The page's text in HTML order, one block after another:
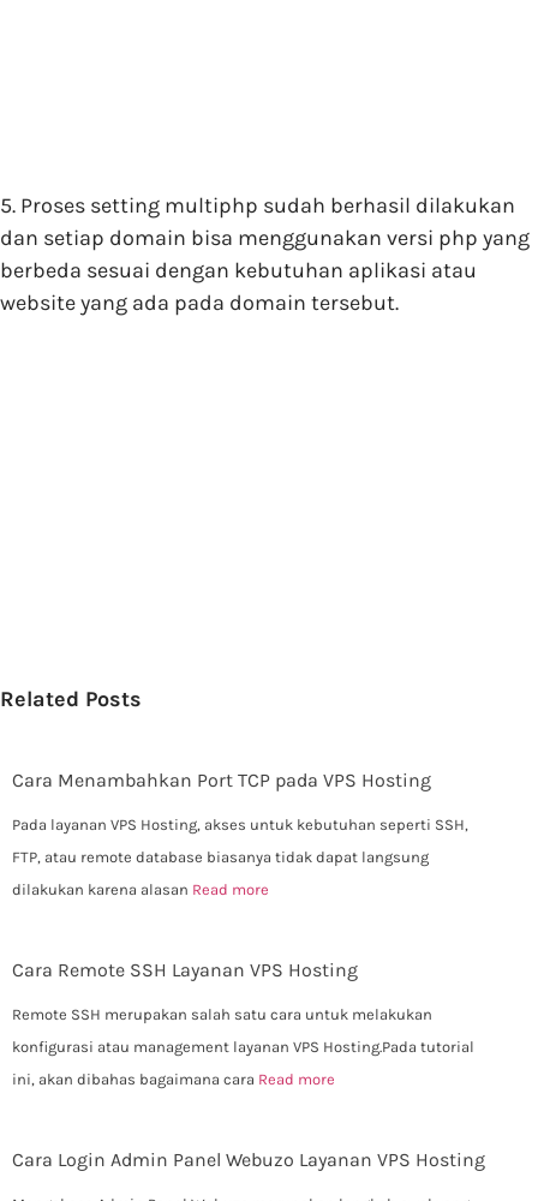
5. Proses setting multiphp sudah berhasil dilakukan
dan setiap domain bisa menggunakan versi php yang
berbeda sesuai dengan kebutuhan aplikasi atau
website yang ada pada domain tersebut.
Related Posts
Cara Menambahkan Port TCP pada VPS Hosting
Pada layanan VPS Hosting, akses untuk kebutuhan seperti SSH,
FTP, atau remote database biasanya tidak dapat langsung
dilakukan karena alasan Read more
Cara Remote SSH Layanan VPS Hosting
Remote SSH merupakan salah satu cara untuk melakukan
konfigurasi atau management layanan VPS Hosting.Pada tutorial
ini, akan dibahas bagaimana cara Read more
Cara Login Admin Panel Webuzo Layanan VPS Hosting